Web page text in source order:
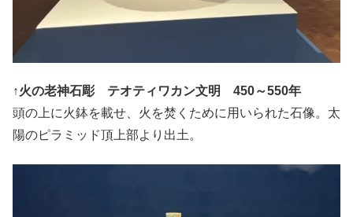
↑火の老神石彫 テオティワカン文明 450～550年
頭の上に火鉢を載せ、火を焚くために用いられた石像。太
陽のピラミッド頂上部より出土。